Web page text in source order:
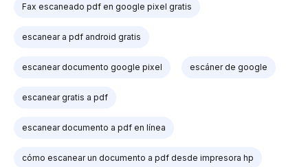
Fax escaneado pdf en google pixel gratis
escanear a pdf android gratis
escanear documento google pixel escáner de google
escanear gratis a pdf
escanear documento a pdf en línea
cómo escanear un documento a pdf desde impresora hp